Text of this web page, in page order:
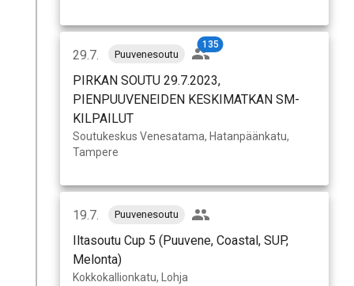
29.7. Puuvenesoutu
135
PIRKAN SOUTU 29.7.2023,
PIENPUUVENEIDEN KESKIMATKAN SM-
KILPAILUT
Soutukeskus Venesatama, Hatanpäänkatu,
Tampere
19.7. Puuvenesoutu
Iltasoutu Cup 5 (Puuvene, Coastal, SUP,
Melonta)
Kokkokallionkatu, Lohja